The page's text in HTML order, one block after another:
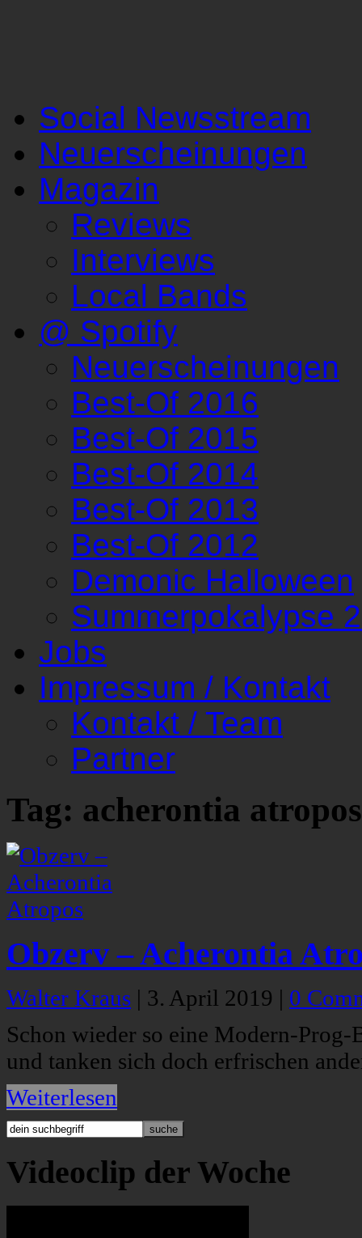
Social Newsstream
Neuerscheinungen
Magazin
Reviews
Interviews
Local Bands
@ Spotify
Neuerscheinungen
Best-Of 2016
Best-Of 2015
Best-Of 2014
Best-Of 2013
Best-Of 2012
Demonic Halloween
Summerpokalypse
Jobs
Impressum / Kontakt
Kontakt / Team
Partner
Tag: acherontia atropos
Obzerv – Acherontia
Walter Kraus | 3. April 2019 | 0
Schon wieder so eine Modern-
und tanken sich doch erfrischen
Weiterlesen
Videoclip der Woche